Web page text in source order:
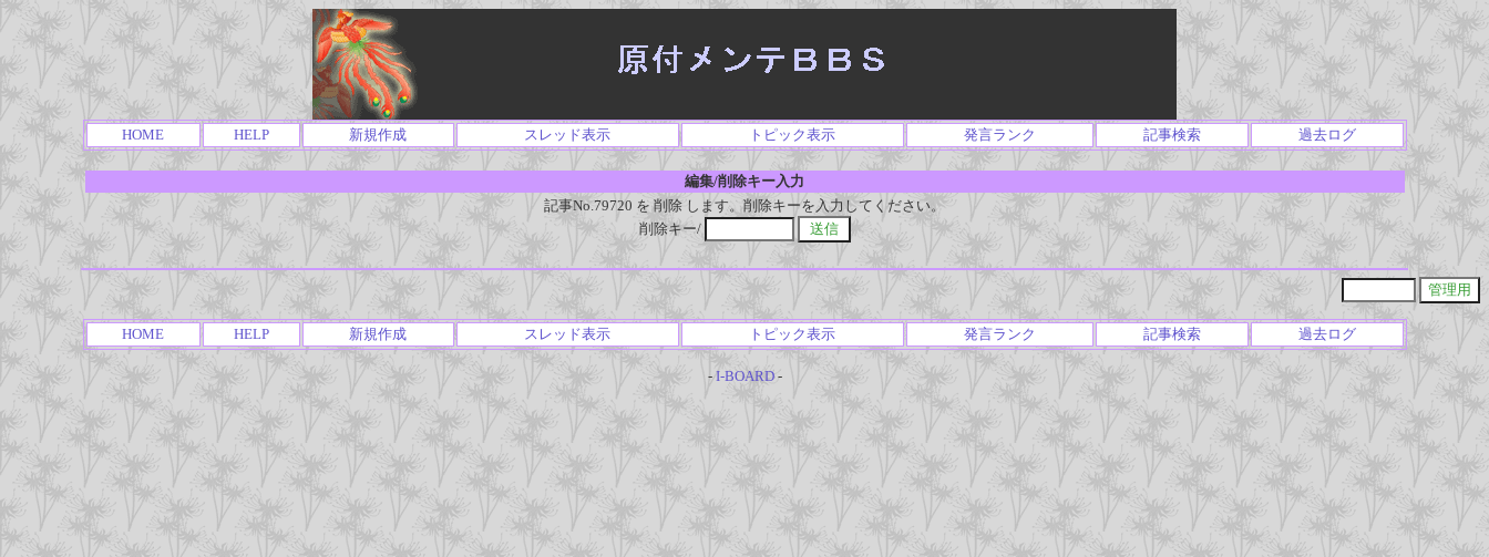
HOME HELP 新規作成 スレッド表示 トピック表示 発言ランク 記事検索 過去ログ
編集/削除キー入力
記事No.79720 を 削除 します。削除キーを入力してください。
削除キー/
HOME HELP 新規作成 スレッド表示 トピック表示 発言ランク 記事検索 過去ログ
- I-BOARD-